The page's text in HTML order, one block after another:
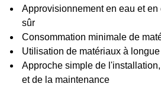
Approvisionnement en eau et
sûr
Consommation minimale de
Utilisation de matériaux à
Approche simple de
et de la maintenance